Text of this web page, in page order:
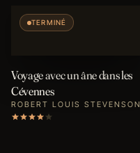
TERMINÉ
Voyage avec un âne dans les
Cévennes
ROBERT LOUIS STEVENSON